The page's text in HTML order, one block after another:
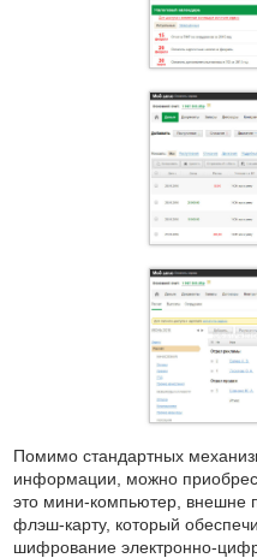
Помимо стандартных
информации, можно
это мини-компьютер, внешне
флэш-карту, который
шифрование электронно-